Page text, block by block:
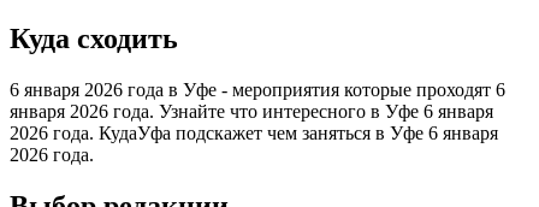
Куда сходить
6 января 2026 года в Уфе - мероприятия которые проходят 6
января 2026 года. Узнайте что интересного в Уфе 6 января
2026 года. КудаУфа подскажет чем заняться в Уфе 6 января
2026 года.